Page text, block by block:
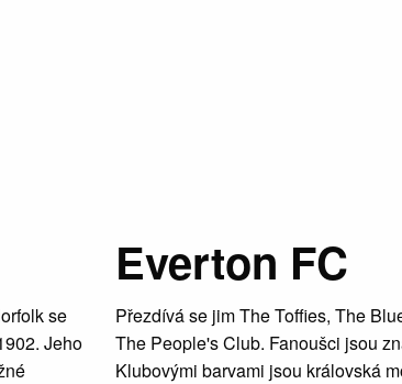
se
Jeho
Everton FC
Přezdívá se jim The Toffies, The
The People's Club. Fanoušci jsou
Klubovými barvami jsou královská